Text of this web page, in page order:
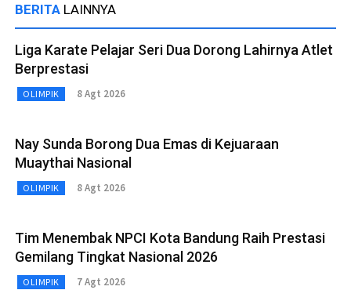
BERITA LAINNYA
Liga Karate Pelajar Seri Dua Dorong Lahirnya Atlet
Berprestasi
OLIMPIK 8 Agt 2026
Nay Sunda Borong Dua Emas di Kejuaraan
Muaythai Nasional
OLIMPIK 8 Agt 2026
Tim Menembak NPCI Kota Bandung Raih Prestasi
Gemilang Tingkat Nasional 2026
OLIMPIK 7 Agt 2026